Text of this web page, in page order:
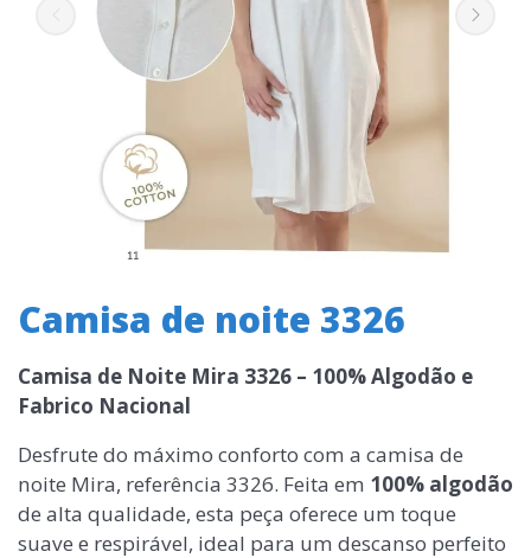
Camisa de noite 3326
Camisa de Noite Mira 3326 – 100% Algodão e
Fabrico Nacional
Desfrute do máximo conforto com a camisa de
noite Mira, referência 3326. Feita em 100% algodão
de alta qualidade, esta peça oferece um toque
suave e respirável, ideal para um descanso perfeito